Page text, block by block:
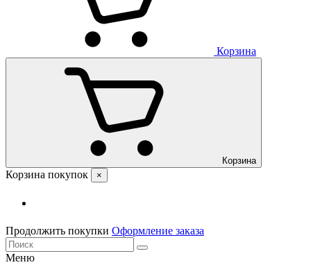
Корзина
Корзина
Корзина покупок ×
Продолжить покупки Оформление заказа
Меню